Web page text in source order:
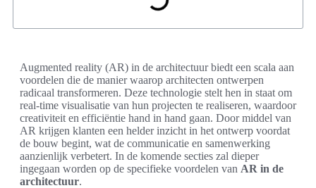
Augmented reality (AR) in de architectuur biedt een scala aan
voordelen die de manier waarop architecten ontwerpen
radicaal transformeren. Deze technologie stelt hen in staat om
real-time visualisatie van hun projecten te realiseren, waardoor
creativiteit en efficiëntie hand in hand gaan. Door middel van
AR krijgen klanten een helder inzicht in het ontwerp voordat
de bouw begint, wat de communicatie en samenwerking
aanzienlijk verbetert. In de komende secties zal dieper
ingegaan worden op de specifieke voordelen van AR in de
architectuur.